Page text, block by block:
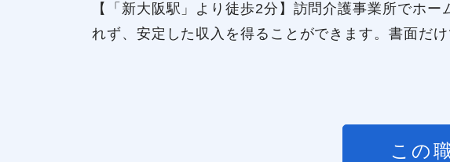
【「新大阪駅」より徒歩2分】訪問介護事業所でホ
れず、安定した収入を得ることができます。書面だ
この